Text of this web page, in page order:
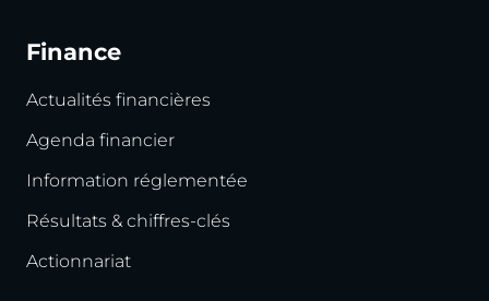
Finance
Actualités financières
Agenda financier
Information réglementée
Résultats & chiffres-clés
Actionnariat